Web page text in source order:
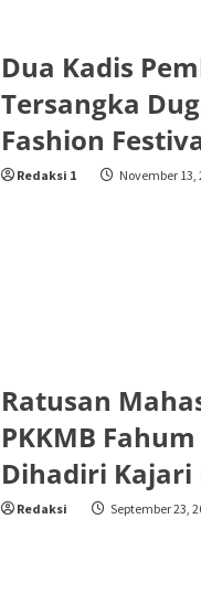
Dua Kadis
Tersangka
Fashion
Redaksi 1 November 13,
Ratusan
PKKMB
Dihadiri Kajari
Redaksi September 23,